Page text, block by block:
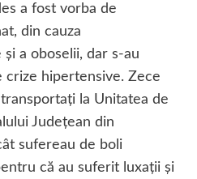
a fost vorba de
din cauza
a oboselii, dar s-au
crize hipertensive. Zece
la Unitatea de
Judeţean din
sufereau de boli
că au suferit luxaţii şi